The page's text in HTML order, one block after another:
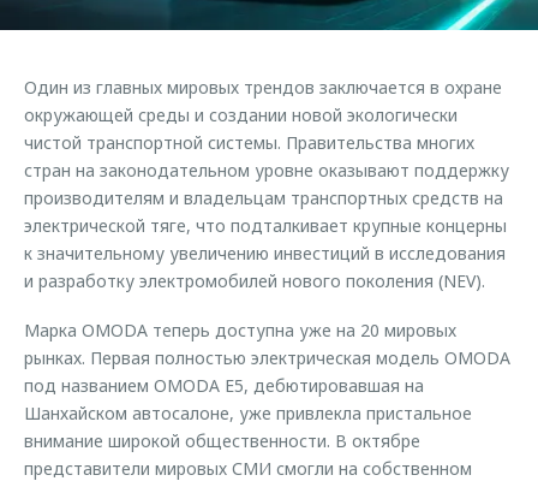
Аксессуары
Одежда и сувениры
Оригинальные аксессуары
Запчасти
Трейд-ин
Клуб владельцев OMODA
Приложение O&J
Аксессуары
Одежда и сувениры
Оригинальные аксессуары
Обратная связь
Один из главных мировых трендов заключается в охране
окружающей среды и создании новой экологически
чистой транспортной системы. Правительства многих
стран на законодательном уровне оказывают поддержку
производителям и владельцам транспортных средств на
электрической тяге, что подталкивает крупные концерны
к значительному увеличению инвестиций в исследования
и разработку электромобилей нового поколения (NEV).
Марка OMODA теперь доступна уже на 20 мировых
рынках. Первая полностью электрическая модель OMODA
под названием OMODA E5, дебютировавшая на
Шанхайском автосалоне, уже привлекла пристальное
внимание широкой общественности. В октябре
представители мировых СМИ смогли на собственном